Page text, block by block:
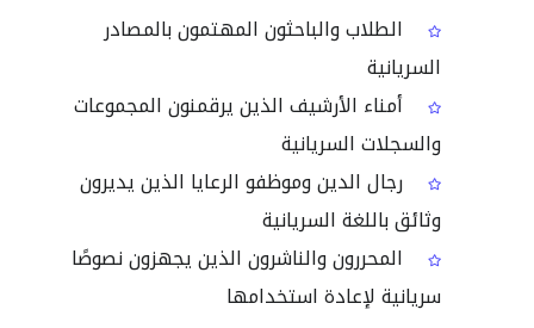
الطلاب والباحثون المهتمون بالمصادر
السريانية
أمناء الأرشيف الذين يرقمنون المجموعات
والسجلات السريانية
رجال الدين وموظفو الرعايا الذين يديرون
وثائق باللغة السريانية
المحررون والناشرون الذين يجهزون نصوصًا
سريانية لإعادة استخدامها